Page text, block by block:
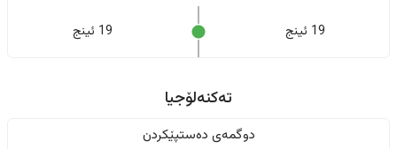
19 ئینج 19 ئینج
تەکنەلۆجیا
دوگمەی دەستپێکردن